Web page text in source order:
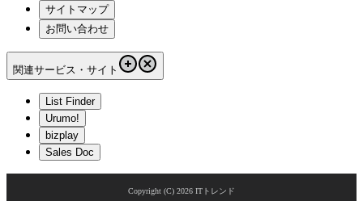
サイトマップ
お問い合わせ
関連サービス・サイト
List Finder
Urumo!
bizplay
Sales Doc
Copyright (C) 2026 ITトレンド